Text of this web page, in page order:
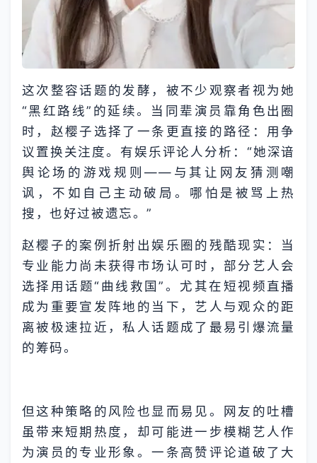
这次整容话题的发酵，被不少观察者视为她
“黑红路线”的延续。当同辈演员靠角色出圈
时，赵樱子选择了一条更直接的路径：用争
议置换关注度。有娱乐评论人分析：“她深谙
舆论场的游戏规则——与其让网友猜测嘲
讽，不如自己主动破局。哪怕是被骂上热
搜，也好过被遗忘。”
赵樱子的案例折射出娱乐圈的残酷现实：当
专业能力尚未获得市场认可时，部分艺人会
选择用话题“曲线救国”。尤其在短视频直播
成为重要宣发阵地的当下，艺人与观众的距
离被极速拉近，私人话题成了最易引爆流量
的筹码。
但这种策略的风险也显而易见。网友的吐槽
虽带来短期热度，却可能进一步模糊艺人作
为演员的专业形象。一条高赞评论道破了大